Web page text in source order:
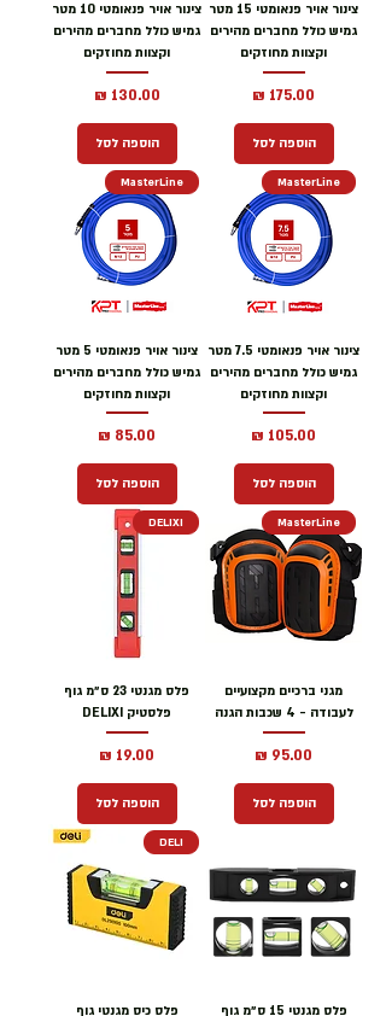
צינור אויר פנאומטי 15 מטר
גמיש כולל מחברים מהירים
וקצוות מחוזקים
מחיר
הוספה לסל
צינור אויר פנאומטי 10 מטר
גמיש כולל מחברים מהירים
וקצוות מחוזקים
מחיר
הוספה לסל
MasterLine
צינור אויר פנאומטי 7.5 מטר
גמיש כולל מחברים מהירים
וקצוות מחוזקים
מחיר
הוספה לסל
MasterLine
צינור אויר פנאומטי 5 מטר
גמיש כולל מחברים מהירים
וקצוות מחוזקים
מחיר
הוספה לסל
MasterLine
מגני ברכיים מקצועיים
לעבודה - 4 שכבות הגנה
מחיר
הוספה לסל
DELIXI
פלס מגנטי 23 ס״מ גוף
פלסטיק DELIXI
מחיר
הוספה לסל
פלס מגנטי 15 ס״מ גוף
DELI
פלס כיס מגנטי גוף